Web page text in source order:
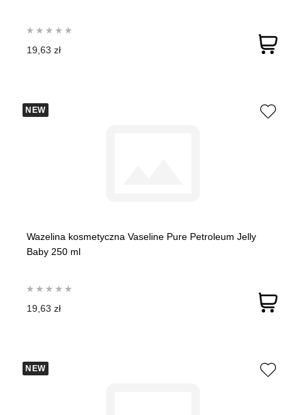
19,63 zł
NEW
Wazelina kosmetyczna Vaseline Pure Petroleum Jelly
Baby 250 ml
19,63 zł
NEW